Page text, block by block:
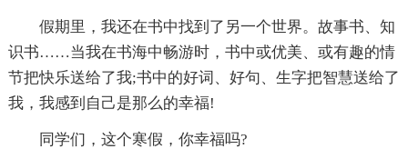
假期里，我还在书中找到了另一个世界。故事书、知
识书……当我在书海中畅游时，书中或优美、或有趣的情
节把快乐送给了我;书中的好词、好句、生字把智慧送给了
我，我感到自己是那么的幸福!
同学们，这个寒假，你幸福吗?